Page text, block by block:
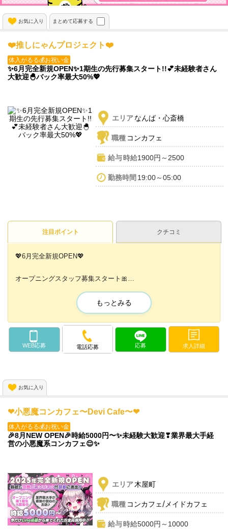
お気に入り まとめて応募する
❤️推しにゃんプロジェクト❤️
体入がるる💰お祝い金
✨6月完全新規OPEN✨1期生の先行募集スタート!!💕未経験者さん
大歓迎🐣バック率最大50%💖
エリアなんば・心斎橋
職種 コンカフェ
給与時給1900円～2500
勤務時間19:00～05:00
注目ポイント クチコミ
💖6月完全新規OPEN💖
オープニングスタッフ募集スタート🎀
見習いアイドル“推しにゃん”を育てる
コンセプトの予定です🐾💕
✨ドリンクバック50%✨
✨終電上がりOK✨
働きやすい環境が整っています😌💖
もっとみる
WEB応募 電話応募 応募 求人詳細
お気に入り
❤小悪魔コンカフェ〜Devi Cafe〜❤
体入がるる💰お祝い金
🎉8月NEW OPEN🎉時給5000円〜✨️未経験大歓迎❣業界最大手経
営の小悪魔系コンカフェ😌✨️
エリア木屋町
職種 コンカフェ/メイドカフェ
給与時給5000円～10000